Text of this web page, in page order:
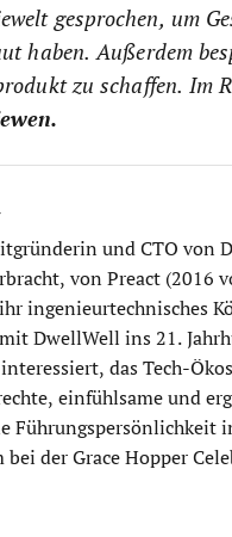
gesprochen, um
haben. Außerdem
zu schaffen. Im
und CTO von
von Preact (2016
ingenieurtechnisches
DwellWell ins 21.
das Tech-
einfühlsame und
Führungspersönlichkeit
der Grace Hopper